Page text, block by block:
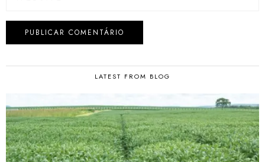
LATEST FROM BLOG